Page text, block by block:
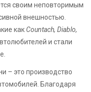
своим неповторимым
внешностью.
как Countach, Diablo,
и стали
– это производство
Благодаря